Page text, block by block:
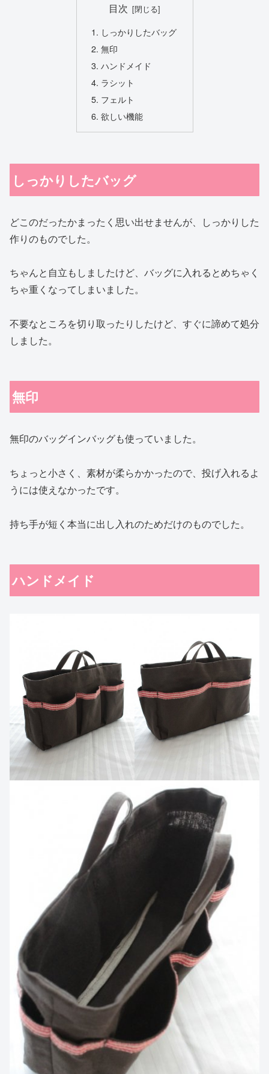
目次
しっかりしたバッグ
無印
ハンドメイド
ラシット
フェルト
欲しい機能
しっかりしたバッグ
どこのだったかまったく思い出せませんが、しっかりした
作りのものでした。
ちゃんと自立もしましたけど、バッグに入れるとめちゃく
ちゃ重くなってしまいました。
不要なところを切り取ったりしたけど、すぐに諦めて処分
しました。
無印
無印のバッグインバッグも使っていました。
ちょっと小さく、素材が柔らかかったので、投げ入れるよ
うには使えなかったです。
持ち手が短く本当に出し入れのためだけのものでした。
ハンドメイド